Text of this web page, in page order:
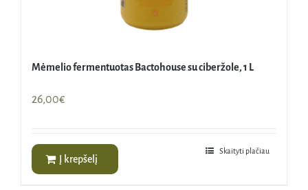
Mėmelio fermentuotas Bactohouse su ciberžole, 1 L
26,00€
Į krepšelį
Skaityti plačiau